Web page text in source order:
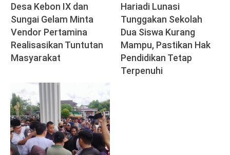
Desa Kebon IX dan
Sungai Gelam Minta
Vendor Pertamina
Realisasikan Tuntutan
Masyarakat
Hariadi Lunasi
Tunggakan Sekolah
Dua Siswa Kurang
Mampu, Pastikan Hak
Pendidikan Tetap
Terpenuhi